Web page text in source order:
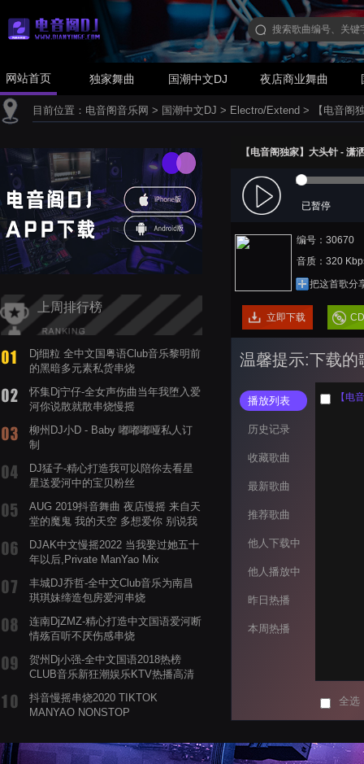
网站首页 独家舞曲 国潮中文DJ 夜店商业舞曲
目前位置： 电音阁音乐网 > 国潮中文DJ > Electro/Extend > 【电音阁
上周排行榜
Dj细粒 全中文国粤语Club音乐黎明前
的黑暗多元素私货串烧
怀集Dj宁仔-全女声伤曲当年我堕入爱
河你说散就散串烧慢摇
柳州DJ小D - Baby 嘟嘟嘟哑私人订
制
DJ猛子-精心打造我可以陪你去看星
星送爱河中的宝贝粉丝
AUG 2019抖音舞曲 夜店慢摇 来自天
堂的魔鬼 我的天空 多想爱你 别说我
DJAK中文慢摇2022 当我娶过她五十
年以后,Private ManYao Mix
丰城DJ乔哲-全中文Club音乐为南昌
琪琪妹缔造包房爱河串烧
连南DjZMZ-精心打造中文国语爱河断
情殇百听不厌伤感串烧
贺州Dj小强-全中文国语2018热榜
CLUB音乐新狂潮娱乐KTV热播高清
抖音慢摇串烧2020 TIKTOK
MANYAO NONSTOP
蝉爸爸妈妈爱存在夏天的风是想你的
声音啊
【电音阁独家】大头针 -
已暂停
编号：30670
音质：320
把这首歌分
立即下载
温馨提示:下载的
播放列表
历史记录
收藏歌曲
最新歌曲
推荐歌曲
他人下载中
他人播放中
昨日热播
本周热播
【电
全选